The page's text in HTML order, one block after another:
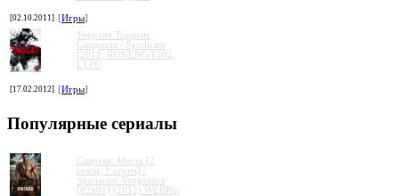
[02.10.2011] [Игры]
Торрент Торрент
Cиндикат / Syndicate
[2012, RUS/ENG/ENG,
L] PC
[17.02.2012] [Игры]
Популярные сериалы
Спартак: Месть [2
сезон, 1 серия] /
Spartacus: Vengeance
[02x01] (2012) WEBRip